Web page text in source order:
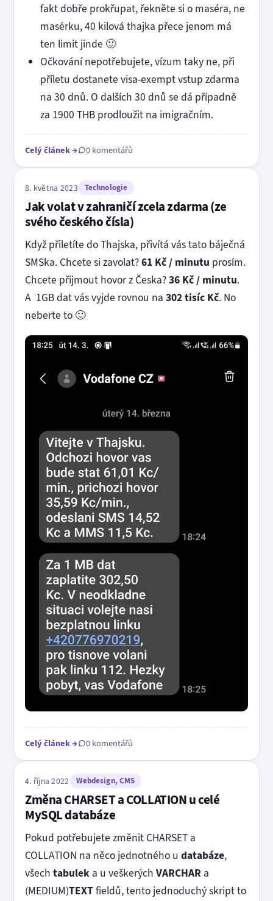
fakt dobře prokřupat, řekněte si o maséra, ne
masérku, 40 kilová thajka přece jenom má
ten limit jinde 🙂
Očkování nepotřebujete, vízum taky ne, při
příletu dostanete visa-exempt vstup zdarma
na 30 dnů. O dalších 30 dnů se dá případně
za 1900 THB prodloužit na imigračním.
Celý článek→ 0 komentářů
8. května 2023 Technologie
Jak volat v zahraničí zcela zdarma (ze
svého českého čísla)
Když přiletíte do Thajska, přivítá vás tato báječná
SMSka. Chcete si zavolat?61 Kč / minutu prosím.
Chcete přijmout hovor z Česka?36 Kč / minutu.
A 1GB dat vás vyjde rovnou na 302 tisíc Kč. No
neberte to 🙂
Celý článek→ 0 komentářů
4. října 2022 Webdesign, CMS
Změna CHARSET a COLLATION u celé
MySQL databáze
Pokud potřebujete změnit CHARSET a
COLLATION na něco jednotného u databáze,
všech tabulek a u veškerých VARCHAR a
(MEDIUM)TEXTfieldů, tento jednoduchý skript to